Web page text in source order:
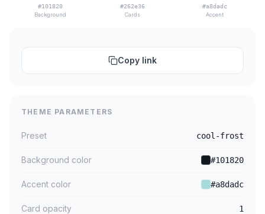
#101820
Background
#262e36
Cards
#a8dadc
Accent
Copy link
THEME PARAMETERS
Preset cool-frost
Background color #101820
Accent color #a8dadc
Card opacity 1